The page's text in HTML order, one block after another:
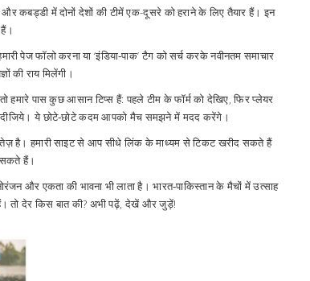
कबड्डी में दोनों देशों की टीमें एक-दूसरे को हराने के लिए तैयार हैं। इन
पेज फॉलो करना या ‘इंडिया‑पाक’ टैग को सर्च करके नवीनतम समाचार
की राय मिलेंगी।
हमारे पास कुछ आसान टिप्स हैं: पहले टीम के फॉर्म को देखिए, फिर प्लेयर
दीजिये। ये छोटे‑छोटे कदम आपको मैच समझने में मदद करेंगे।
है। हमारी साइट से आप सीधे लिंक के माध्यम से टिकट खरीद सकते हैं
सकते हैं।
और एकता की भावना भी लाता है। भारत‑पाकिस्तान के मैचों में उत्साह
तो देर किस बात की? अभी पढ़ें, देखें और जुड़ें!